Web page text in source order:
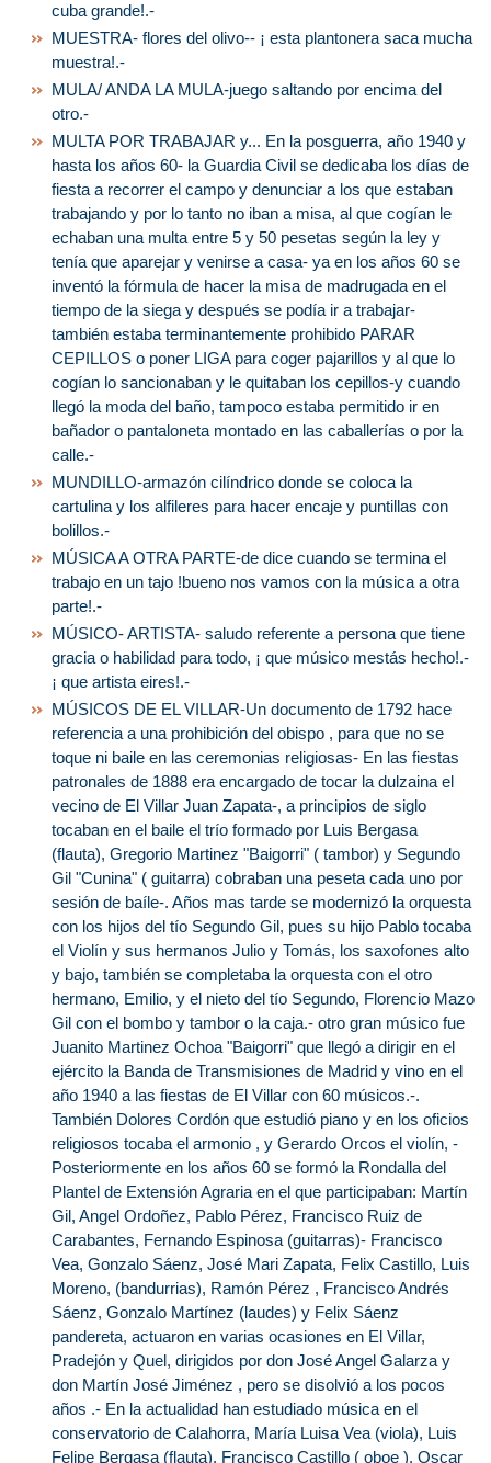
cuba grande!.-
MUESTRA- flores del olivo-- ¡ esta plantonera saca mucha
muestra!.-
MULA/ ANDA LA MULA-juego saltando por encima del
otro.-
MULTA POR TRABAJAR y... En la posguerra, año 1940 y
hasta los años 60- la Guardia Civil se dedicaba los días de
fiesta a recorrer el campo y denunciar a los que estaban
trabajando y por lo tanto no iban a misa, al que cogían le
echaban una multa entre 5 y 50 pesetas según la ley y
tenía que aparejar y venirse a casa- ya en los años 60 se
inventó la fórmula de hacer la misa de madrugada en el
tiempo de la siega y después se podía ir a trabajar-
también estaba terminantemente prohibido PARAR
CEPILLOS o poner LIGA para coger pajarillos y al que lo
cogían lo sancionaban y le quitaban los cepillos-y cuando
llegó la moda del baño, tampoco estaba permitido ir en
bañador o pantaloneta montado en las caballerías o por la
calle.-
MUNDILLO-armazón cilíndrico donde se coloca la
cartulina y los alfileres para hacer encaje y puntillas con
bolillos.-
MÚSICA A OTRA PARTE-de dice cuando se termina el
trabajo en un tajo !bueno nos vamos con la música a otra
parte!.-
MÚSICO- ARTISTA- saludo referente a persona que tiene
gracia o habilidad para todo, ¡ que músico mestás hecho!.-
¡ que artista eires!.-
MÚSICOS DE EL VILLAR-Un documento de 1792 hace
referencia a una prohibición del obispo , para que no se
toque ni baile en las ceremonias religiosas- En las fiestas
patronales de 1888 era encargado de tocar la dulzaina el
vecino de El Villar Juan Zapata-, a principios de siglo
tocaban en el baile el trío formado por Luis Bergasa
(flauta), Gregorio Martinez "Baigorri" ( tambor) y Segundo
Gil "Cunina" ( guitarra) cobraban una peseta cada uno por
sesión de baíle-. Años mas tarde se modernizó la orquesta
con los hijos del tío Segundo Gil, pues su hijo Pablo tocaba
el Violín y sus hermanos Julio y Tomás, los saxofones alto
y bajo, también se completaba la orquesta con el otro
hermano, Emilio, y el nieto del tío Segundo, Florencio Mazo
Gil con el bombo y tambor o la caja.- otro gran músico fue
Juanito Martinez Ochoa "Baigorri" que llegó a dirigir en el
ejército la Banda de Transmisiones de Madrid y vino en el
año 1940 a las fiestas de El Villar con 60 músicos.-.
También Dolores Cordón que estudió piano y en los oficios
religiosos tocaba el armonio , y Gerardo Orcos el violín, -
Posteriormente en los años 60 se formó la Rondalla del
Plantel de Extensión Agraria en el que participaban: Martín
Gil, Angel Ordoñez, Pablo Pérez, Francisco Ruiz de
Carabantes, Fernando Espinosa (guitarras)- Francisco
Vea, Gonzalo Sáenz, José Mari Zapata, Felix Castillo, Luis
Moreno, (bandurrias), Ramón Pérez , Francisco Andrés
Sáenz, Gonzalo Martínez (laudes) y Felix Sáenz
pandereta, actuaron en varias ocasiones en El Villar,
Pradejón y Quel, dirigidos por don José Angel Galarza y
don Martín José Jiménez , pero se disolvió a los pocos
años .- En la actualidad han estudiado música en el
conservatorio de Calahorra, María Luisa Vea (viola), Luis
Felipe Bergasa (flauta), Francisco Castillo ( oboe ), Oscar